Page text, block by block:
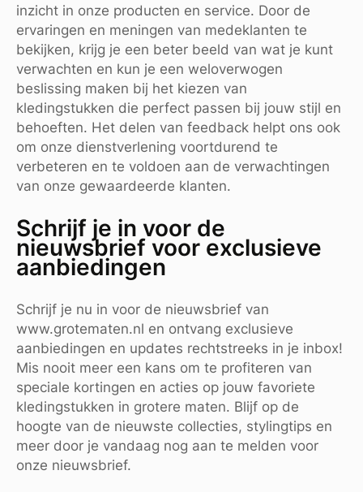
inzicht in onze producten en service. Door de
ervaringen en meningen van medeklanten te
bekijken, krijg je een beter beeld van wat je kunt
verwachten en kun je een weloverwogen
beslissing maken bij het kiezen van
kledingstukken die perfect passen bij jouw stijl en
behoeften. Het delen van feedback helpt ons ook
om onze dienstverlening voortdurend te
verbeteren en te voldoen aan de verwachtingen
van onze gewaardeerde klanten.
Schrijf je in voor de
nieuwsbrief voor exclusieve
aanbiedingen
Schrijf je nu in voor de nieuwsbrief van
www.grotematen.nl en ontvang exclusieve
aanbiedingen en updates rechtstreeks in je inbox!
Mis nooit meer een kans om te profiteren van
speciale kortingen en acties op jouw favoriete
kledingstukken in grotere maten. Blijf op de
hoogte van de nieuwste collecties, stylingtips en
meer door je vandaag nog aan te melden voor
onze nieuwsbrief.